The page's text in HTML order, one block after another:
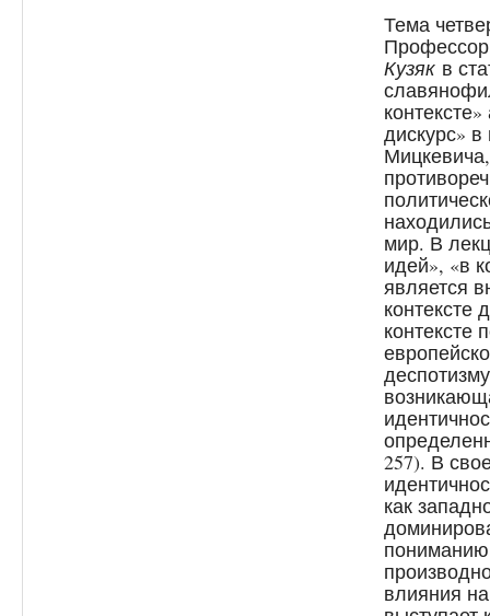
Тема
Кузяк в
дискурс»
мир. В
идей», «в
является
контексте
контексте
257). В
как
пониманию
влияния